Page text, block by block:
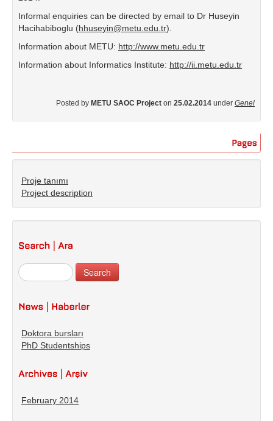
Informal enquiries can be directed by email to Dr Huseyin
Hacihabiboglu (hhuseyin@metu.edu.tr).
Information about METU: http://www.metu.edu.tr
Information about Informatics Institute: http://ii.metu.edu.tr
Posted by METU SAOC Project on 25.02.2014 under Genel
Proje tanımı
Project description
Doktora bursları
PhD Studentships
February 2014